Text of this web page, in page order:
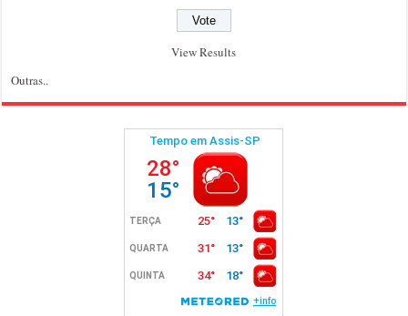
View Results
Outras..